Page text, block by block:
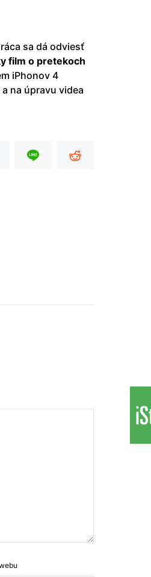
sa dá odviesť
film o pretekoch
iPhonov 4
na úpravu videa